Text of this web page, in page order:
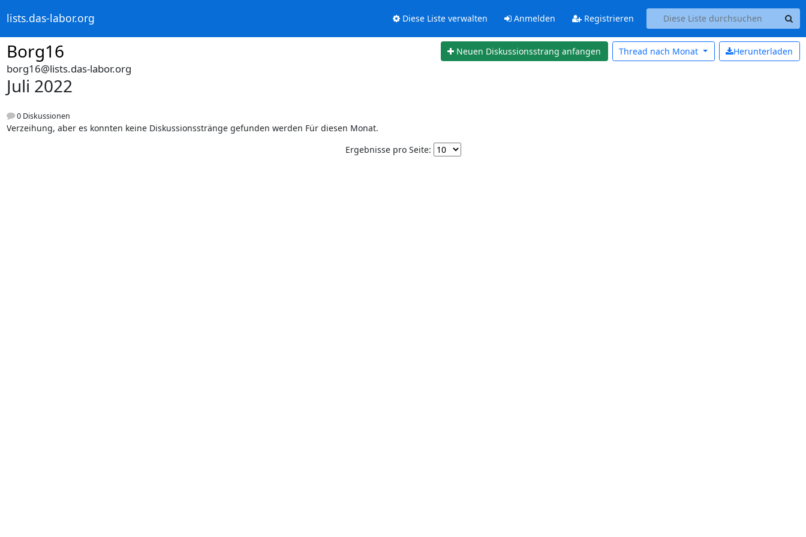
lists.das-labor.org Diese Liste verwalten Anmelden Registrieren
Borg16 Neuen Diskussionsstrang anfangen Herunterladen
Thread nach Monat
borg16@lists.das-labor.org
Juli 2022
0 Diskussionen
Verzeihung, aber es konnten keine Diskussionsstränge gefunden werden Für diesen Monat.
Ergebnisse pro Seite: